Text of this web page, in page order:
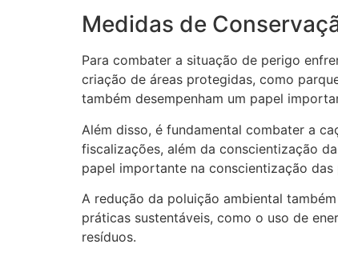
Medidas de
Para combater a situação de perigo
criação de áreas protegidas, como
também desempenham um papel
Além disso, é fundamental combater a
fiscalizações, além da conscientização
papel importante na conscientização
A redução da poluição ambiental
práticas sustentáveis, como o uso de
resíduos.